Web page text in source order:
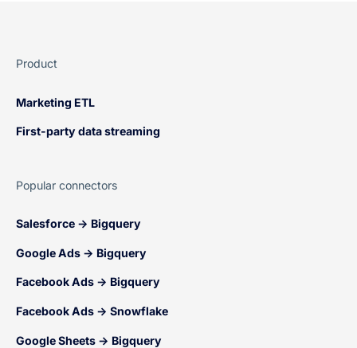
Product
Marketing ETL
First-party data streaming
Popular connectors
Salesforce → Bigquery
Google Ads → Bigquery
Facebook Ads → Bigquery
Facebook Ads → Snowflake
Google Sheets → Bigquery